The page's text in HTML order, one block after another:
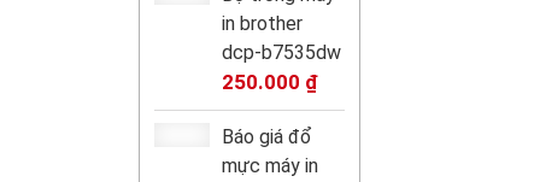
in brother
dcp-b7535dw
250.000 ₫
Báo giá đổ
mực máy in